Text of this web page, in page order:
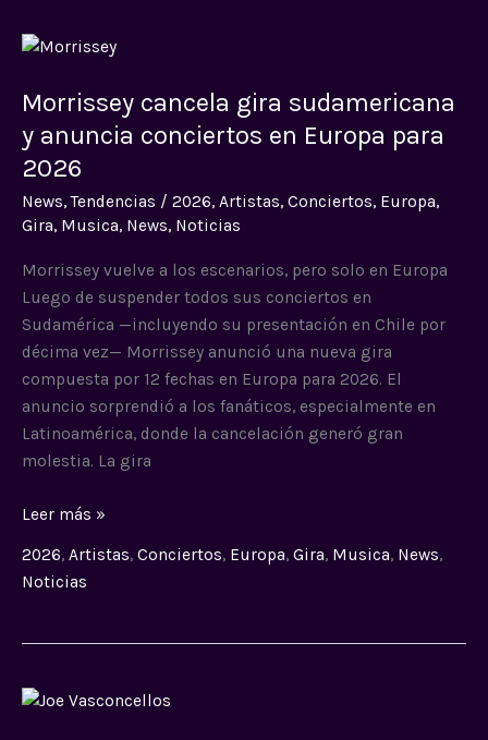
Morrissey cancela gira sudamericana
y anuncia conciertos en Europa para
2026
News,Tendencias / 2026, Artistas, Conciertos, Europa,
Gira, Musica, News, Noticias
Morrissey vuelve a los escenarios, pero solo en Europa
Luego de suspender todos sus conciertos en
Sudamérica —incluyendo su presentación en Chile por
décima vez— Morrissey anunció una nueva gira
compuesta por 12 fechas en Europa para 2026. El
anuncio sorprendió a los fanáticos, especialmente en
Latinoamérica, donde la cancelación generó gran
molestia. La gira
Morrissey
gira
sudamericana
y
anuncia
conciertos
en
Europa
para
2026
Leer más »
2026, Artistas, Conciertos, Europa, Gira, Musica, News,
Noticias
Joe